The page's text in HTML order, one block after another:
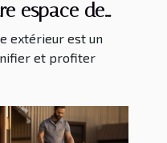
espace de
extérieur est un
et profiter